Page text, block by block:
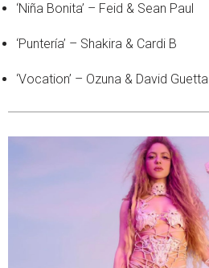
‘Niña Bonita’ – Feid & Sean Paul
‘Puntería’ – Shakira & Cardi B
‘Vocation’ – Ozuna & David Guetta